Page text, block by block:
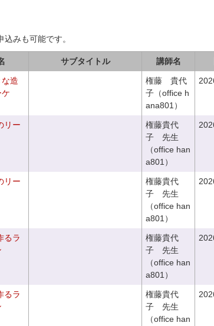
みも可能です。
サブタイトル 講師名
造
権藤 貴代
子（office h
ana801）
リー
権藤貴代
子 先生
（office han
a801）
リー
権藤貴代
子 先生
（office han
a801）
るラ
権藤貴代
子 先生
（office han
a801）
るラ
権藤貴代
子 先生
（office han